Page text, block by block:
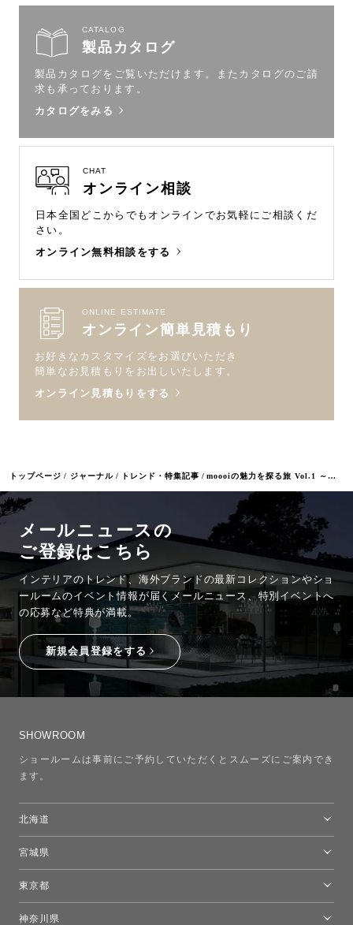
トップページ ジャーナル トレンド・特集記事 moooiの魅力を探る旅 Vol.1 ～独創的なアイディアのルーツを辿る～
CATALOG
製品カタログ
製品カタログをご覧いただけます。
またカタログのご請
求も承っております。
カタログをみる
CHAT
オンライン相談
日本全国どこからでもオンラインでお気軽にご相談くだ
さい。
オンライン無料相談をする
ONLINE ESTIMATE
オンライン簡単見積もり
お好きなカスタマイズをお選びいただき
簡単なお見積もりをお出しいたします。
オンライン見積もりをする
メールニュースの
ご登録はこちら
インテリアのトレンド、海外ブランドの最新コレクションやショ
ールームのイベント情報が 届くメールニュース、特別イベントへ
の応募など特典が満載。
新規会員登録をする
SHOWROOM
ショールームは事前にご予約していただくとスムーズにご案内でき
ます。
北海道
宮城県
東京都
神奈川県